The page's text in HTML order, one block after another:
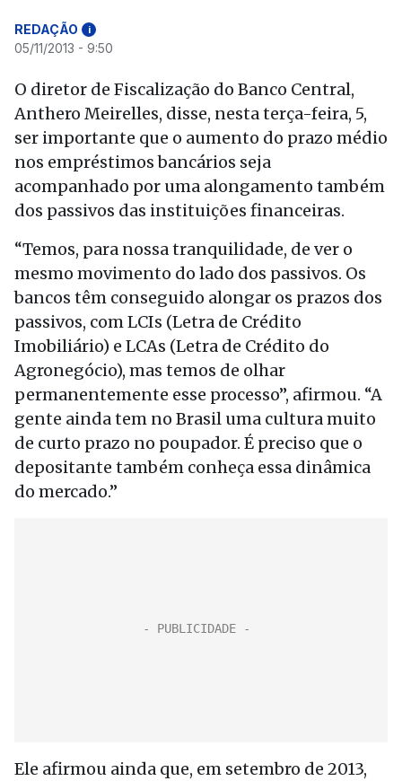
REDAÇÃO i
05/11/2013 - 9:50
O diretor de Fiscalização do Banco Central,
Anthero Meirelles, disse, nesta terça-feira, 5,
ser importante que o aumento do prazo médio
nos empréstimos bancários seja
acompanhado por uma alongamento também
dos passivos das instituições financeiras.
“Temos, para nossa tranquilidade, de ver o
mesmo movimento do lado dos passivos. Os
bancos têm conseguido alongar os prazos dos
passivos, com LCIs (Letra de Crédito
Imobiliário) e LCAs (Letra de Crédito do
Agronegócio), mas temos de olhar
permanentemente esse processo”, afirmou. “A
gente ainda tem no Brasil uma cultura muito
de curto prazo no poupador. É preciso que o
depositante também conheça essa dinâmica
do mercado.”
Ele afirmou ainda que, em setembro de 2013,